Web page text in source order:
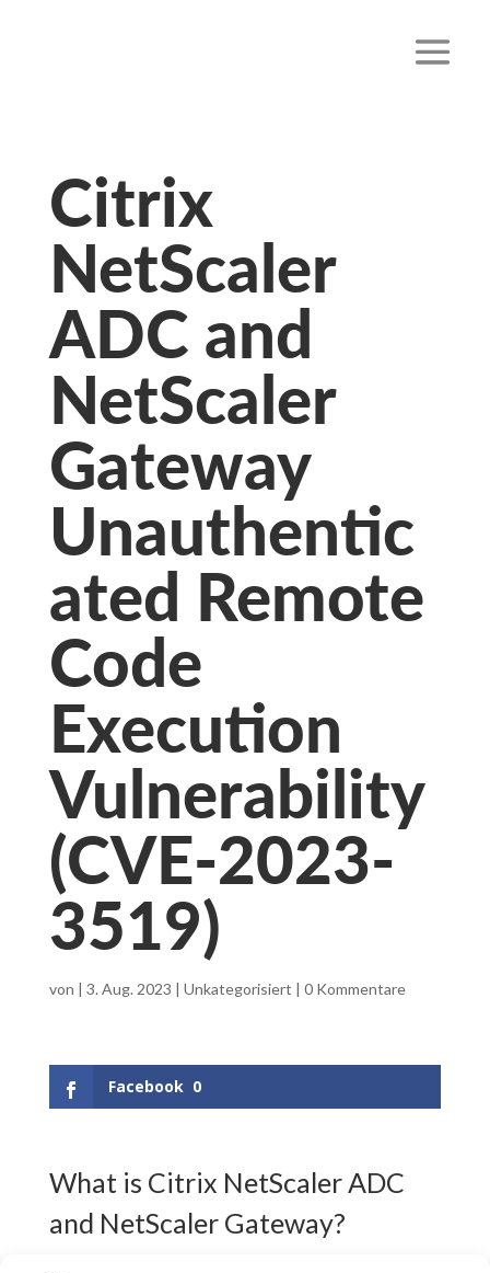
Citrix
NetScaler
ADC and
NetScaler
Gateway
Unauthentic
ated Remote
Code
Execution
Vulnerability
(CVE-2023-
3519)
von | 3. Aug. 2023 | Unkategorisiert | 0 Kommentare
Facebook 0
What is Citrix NetScaler ADC
and NetScaler Gateway?